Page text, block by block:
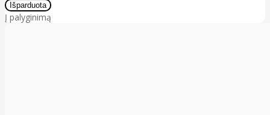
Į palyginimą